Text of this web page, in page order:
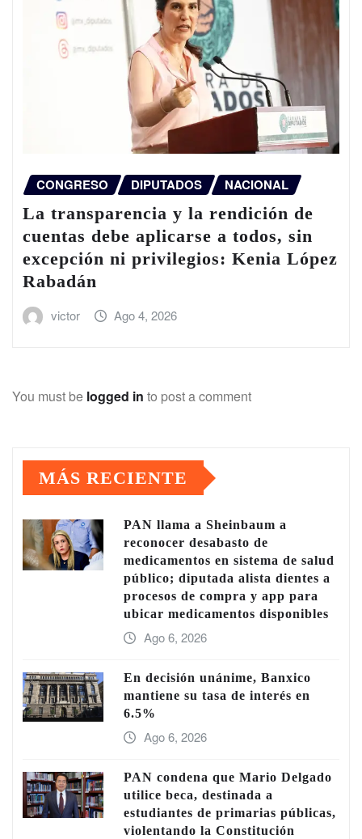
CONGRESO DIPUTADOS NACIONAL
La transparencia y la rendición de
cuentas debe aplicarse a todos, sin
excepción ni privilegios: Kenia López
Rabadán
victor Ago 4, 2026
You must be logged in to post a comment
MÁS RECIENTE
PAN llama a Sheinbaum a
reconocer desabasto de
medicamentos en sistema de salud
público; diputada alista dientes a
procesos de compra y app para
ubicar medicamentos disponibles
Ago 6, 2026
En decisión unánime, Banxico
mantiene su tasa de interés en
6.5%
Ago 6, 2026
PAN condena que Mario Delgado
utilice beca, destinada a
estudiantes de primarias públicas,
violentando la Constitución